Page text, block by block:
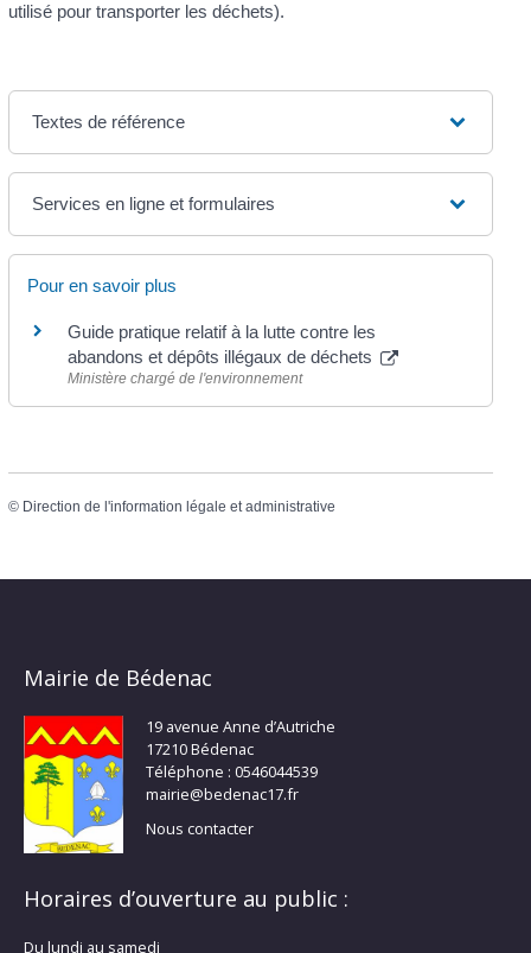
utilisé pour transporter les déchets).
Textes de référence
Services en ligne et formulaires
Pour en savoir plus
Guide pratique relatif à la lutte contre les
abandons et dépôts illégaux de déchets
Ministère chargé de l'environnement
© Direction de l'information légale et administrative
Mairie de Bédenac
19 avenue Anne d’Autriche
17210 Bédenac
Téléphone : 0546044539
mairie@bedenac17.fr
Nous contacter
Horaires d’ouverture au public :
Du lundi au samedi